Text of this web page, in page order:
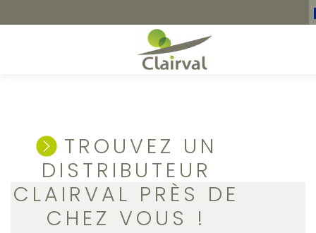
TROUVEZ UN
DISTRIBUTEUR
CLAIRVAL PRÈS DE
CHEZ VOUS !